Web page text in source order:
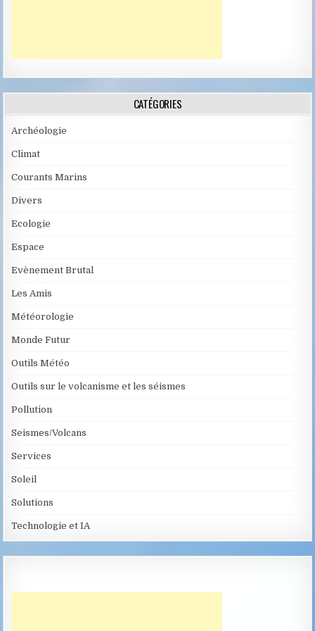
CATÉGORIES
Archéologie
Climat
Courants Marins
Divers
Ecologie
Espace
Evènement Brutal
Les Amis
Météorologie
Monde Futur
Outils Météo
Outils sur le volcanisme et les séismes
Pollution
Seismes/Volcans
Services
Soleil
Solutions
Technologie et IA